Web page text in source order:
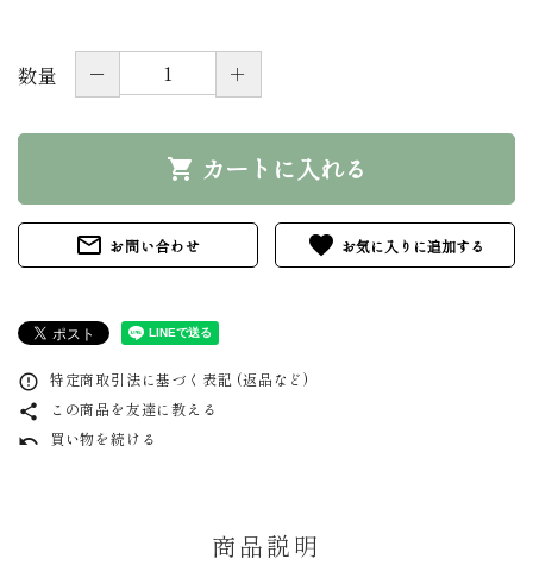
数量 － ＋
shopping_cart カートに入れる
mail_outline お問い合わせ favorite
error_outline 特定商取引法に基づく表記 (返品など)
share この商品を友達に教える
undo 買い物を続ける
商品説明